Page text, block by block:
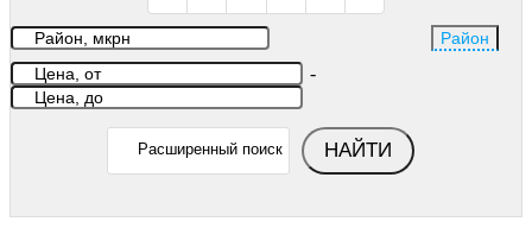
Район
-
Расширенный поиск НАЙТИ